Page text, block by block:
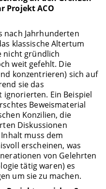
Projekt ACO
nach Jahrhunderten
klassische Altertum
nicht gründlich
weit gefehlt. Die
konzentrieren) sich auf
sie das
Ein Beispiel
Beweismaterial
Konzilien, die
Diskussionen
muss dem
erscheinen, was
von Gelehrten
tätig waren) es
um sie zu machen.